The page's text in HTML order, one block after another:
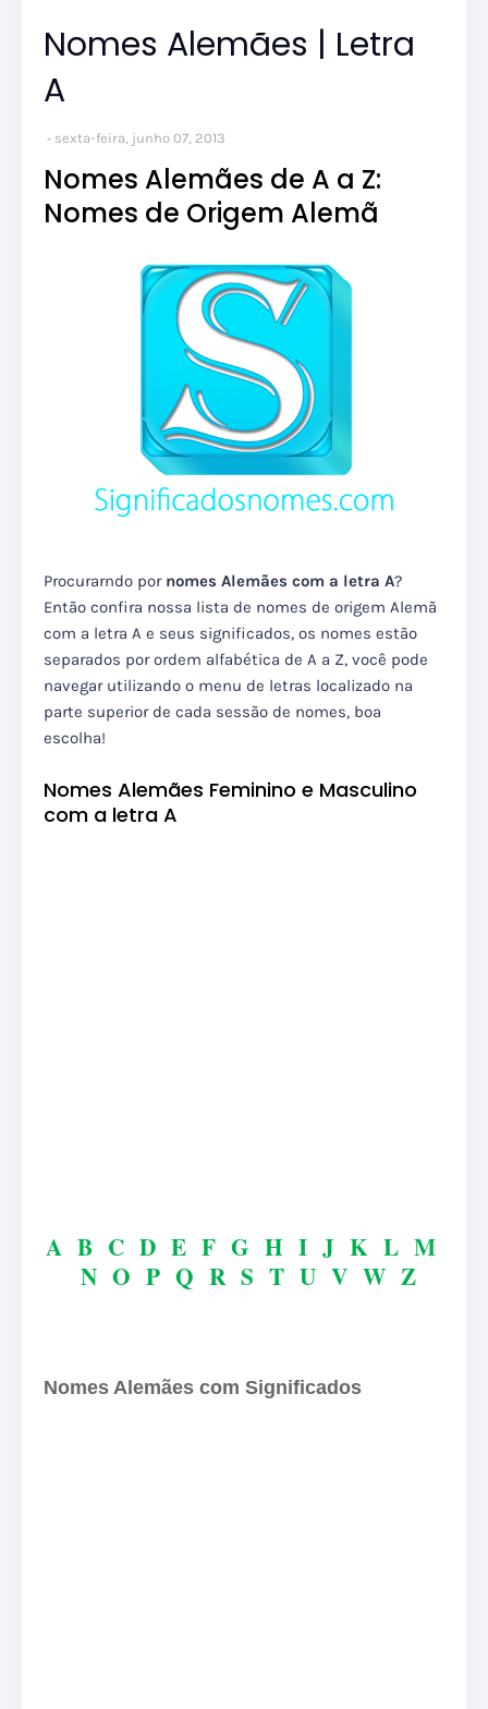
Nomes Alemães | Letra
A
sexta-feira, junho 07, 2013
Nomes Alemães de A a Z:
Nomes de Origem Alemã
Procurarndo por nomes Alemães com a letra A?
Então confira nossa lista de nomes de origem Alemã
com a letra A e seus significados, os nomes estão
separados por ordem alfabética de A a Z, você pode
navegar utilizando o menu de letras localizado na
parte superior de cada sessão de nomes, boa
escolha!
Nomes Alemães Feminino e Masculino
com a letra A
A B C D E F G H I J K L M
N O P Q R S T U V W Z
Nomes Alemães com Significados